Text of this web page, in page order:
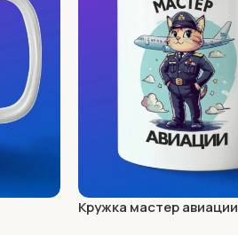
Кружка мастер авиации